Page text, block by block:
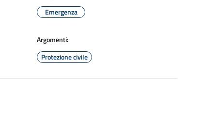
Emergenza
Argomenti:
Protezione civile